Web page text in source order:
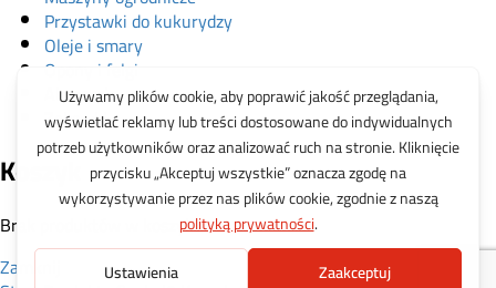
Przystawki do kukurydzy
Oleje i smary
Opony i felgi
Akcesoria
Zabawki
Koszyk
Brak produktów w koszyku.
Zamknij